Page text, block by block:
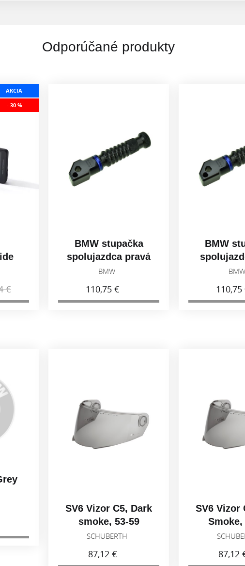
Odporúčané produkty
pravá
110,75 €
BMW stupačka
spolujazdca ľavá
SV6 Vizor C5, Dark
smoke, 53-59
SCHUBERTH
SV6 Vizor C5, Dark
Smoke, 60-65